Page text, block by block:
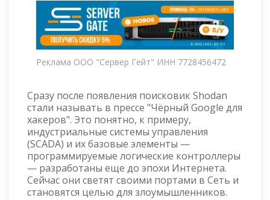
Реклама ООО "Сервер Гейт" ИНН 7728456472
Сразу после появления поисковик Shodan
стали называть в прессе "Чёрный Google для
хакеров". Это понятно, к примеру,
индустриальные системы управления
(SCADA) и их базовые элементы —
программируемые логические контроллеры
— разработаны еще до эпохи Интернета.
Сейчас они светят своими портами в Сеть и
становятся целью для злоумышленников.